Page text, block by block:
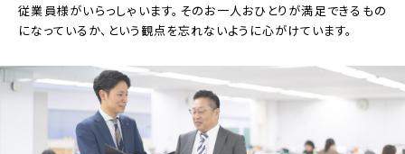
従業員様がいらっしゃいます。そのお一人おひとりが満足できるもの
になっているか、という観点を忘れないように心がけています。